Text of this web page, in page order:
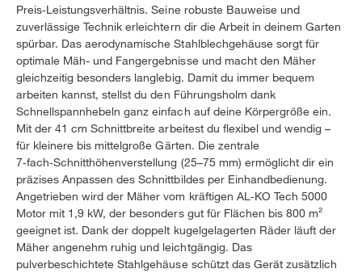
Preis‑Leistungsverhältnis. Seine robuste Bauweise und
zuverlässige Technik erleichtern dir die Arbeit in deinem Garten
spürbar. Das aerodynamische Stahlblechgehäuse sorgt für
optimale Mäh- und Fangergebnisse und macht den Mäher
gleichzeitig besonders langlebig. Damit du immer bequem
arbeiten kannst, stellst du den Führungsholm dank
Schnellspannhebeln ganz einfach auf deine Körpergröße ein.
Mit der 41 cm Schnittbreite arbeitest du flexibel und wendig –
für kleinere bis mittelgroße Gärten. Die zentrale
7‑fach‑Schnitthöhenverstellung (25–75 mm) ermöglicht dir ein
präzises Anpassen des Schnittbildes per Einhandbedienung.
Angetrieben wird der Mäher vom kräftigen AL‑KO Tech 5000
Motor mit 1,9 kW, der besonders gut für Flächen bis 800 m²
geeignet ist. Dank der doppelt kugelgelagerten Räder läuft der
Mäher angenehm ruhig und leichtgängig. Das
pulverbeschichtete Stahlgehäuse schützt das Gerät zusätzlich